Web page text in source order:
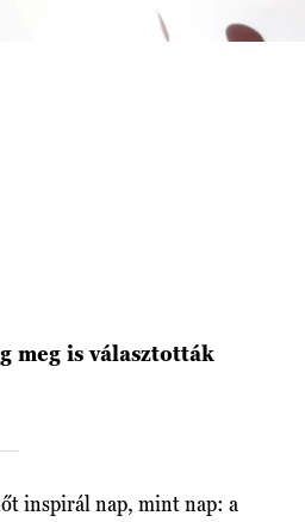
meg is választották
inspirál nap, mint nap: a